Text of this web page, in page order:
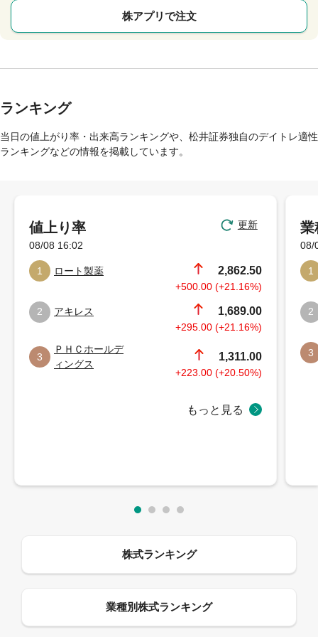
株アプリで注文
ランキング
当日の値上がり率・出来高ランキングや、松井証券独自のデイトレ適性
ランキングなどの情報を掲載しています。